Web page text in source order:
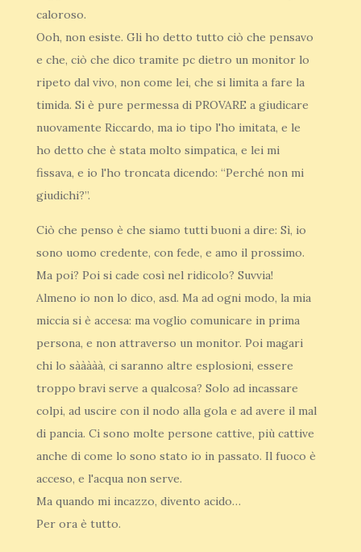
caloroso.
Ooh, non esiste. Gli ho detto tutto ciò che pensavo
e che, ciò che dico tramite pc dietro un monitor lo
ripeto dal vivo, non come lei, che si limita a fare la
timida. Si è pure permessa di PROVARE a giudicare
nuovamente Riccardo, ma io tipo l'ho imitata, e le
ho detto che è stata molto simpatica, e lei mi
fissava, e io l'ho troncata dicendo: “Perché non mi
giudichi?”.
Ciò che penso è che siamo tutti buoni a dire: Sì, io
sono uomo credente, con fede, e amo il prossimo.
Ma poi? Poi si cade così nel ridicolo? Suvvia!
Almeno io non lo dico, asd. Ma ad ogni modo, la mia
miccia si è accesa: ma voglio comunicare in prima
persona, e non attraverso un monitor. Poi magari
chi lo sààààà, ci saranno altre esplosioni, essere
troppo bravi serve a qualcosa? Solo ad incassare
colpi, ad uscire con il nodo alla gola e ad avere il mal
di pancia. Ci sono molte persone cattive, più cattive
anche di come lo sono stato io in passato. Il fuoco è
acceso, e l'acqua non serve.
Ma quando mi incazzo, divento acido…
Per ora è tutto.